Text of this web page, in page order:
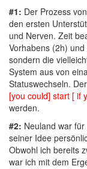
#1: Der Prozess
den ersten
und Nerven. Zeit
Vorhabens (2h)
sondern die
System aus von
Statuswechseln.
[you could] start [ if
werden.
#2: Neuland war
seiner Idee
Obwohl ich bereits
war ich mit dem